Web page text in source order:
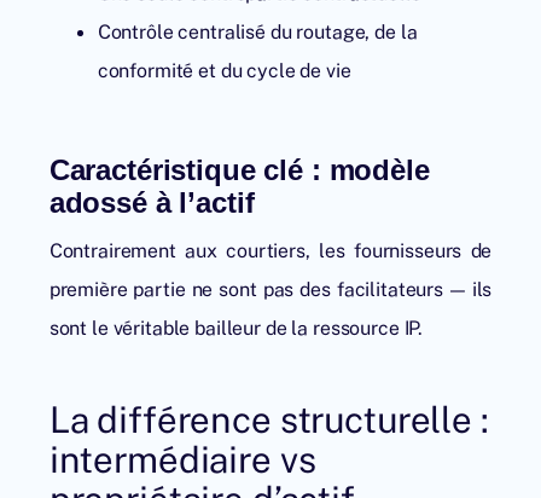
Contrôle centralisé du routage, de la
conformité et du cycle de vie
Caractéristique clé : modèle
adossé à l’actif
Contrairement aux courtiers, les fournisseurs de
première partie ne sont pas des facilitateurs — ils
sont le véritable bailleur de la ressource IP.
La différence structurelle :
intermédiaire vs